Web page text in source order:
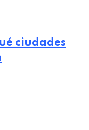
ciudades